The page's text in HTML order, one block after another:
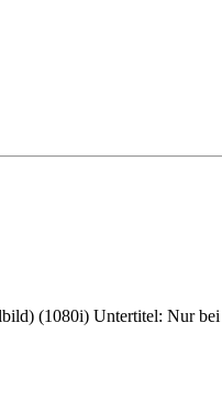
(1080i) Untertitel: Nur bei